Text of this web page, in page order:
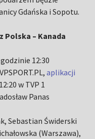
Gdańska i Sopotu.
Polska – Kanada
12:30
aplikacji
w TVP 1
Panas
Sebastian Świderski
(Warszawa),